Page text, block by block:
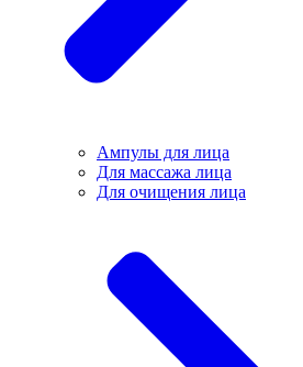
Ампулы для лица
Для массажа лица
Для очищения лица